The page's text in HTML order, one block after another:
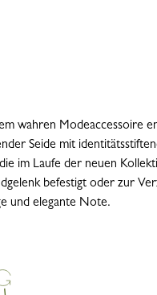
wahren
Seide mit
im Laufe der neuen
befestigt oder zur
und elegante Note.